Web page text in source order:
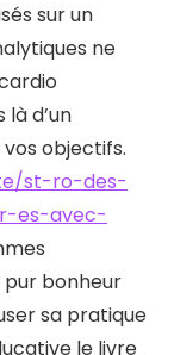
sur un
ne
là d’un
objectifs.
st-ro-des-
es-avec-
pur bonheur
sa pratique
le livre